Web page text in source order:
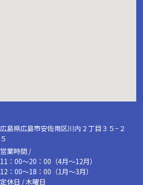
広島県広島市安佐南区川内２丁目３５−２
５
営業時間 /
11：00～20：00（4月～12月）
12：00～18：00（1月～3月）
定休日 / 木曜日